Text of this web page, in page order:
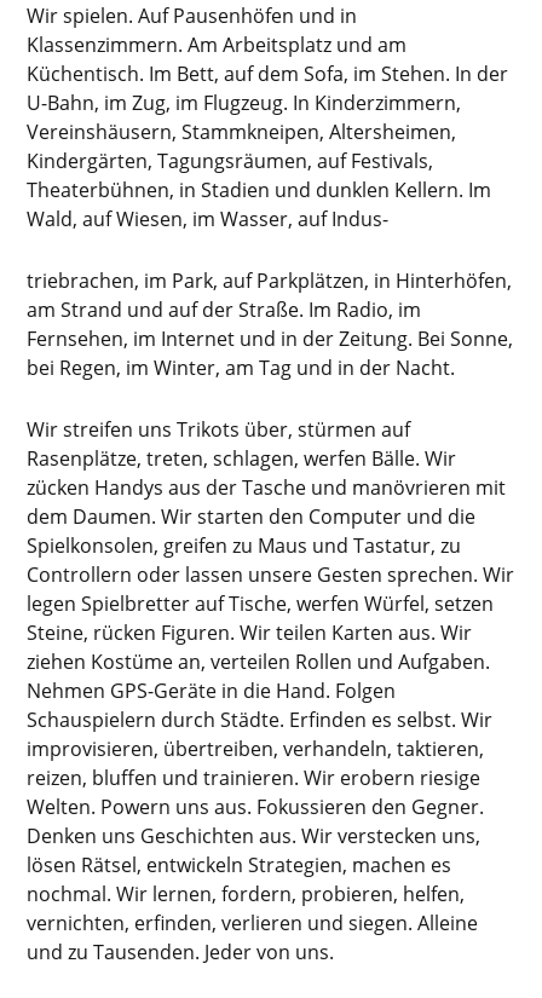
Wir spielen. Auf Pausenhöfen und in
Klassenzimmern. Am Arbeitsplatz und am
Küchentisch. Im Bett, auf dem Sofa, im Stehen. In der
U-Bahn, im Zug, im Flugzeug. In Kinderzimmern,
Vereinshäusern, Stammkneipen, Altersheimen,
Kindergärten, Tagungsräumen, auf Festivals,
Theaterbühnen, in Stadien und dunklen Kellern. Im
Wald, auf Wiesen, im Wasser, auf Indus-
triebrachen, im Park, auf Parkplätzen, in Hinterhöfen,
am Strand und auf der Straße. Im Radio, im
Fernsehen, im Internet und in der Zeitung. Bei Sonne,
bei Regen, im Winter, am Tag und in der Nacht.
Wir streifen uns Trikots über, stürmen auf
Rasenplätze, treten, schlagen, werfen Bälle. Wir
zücken Handys aus der Tasche und manövrieren mit
dem Daumen. Wir starten den Computer und die
Spielkonsolen, greifen zu Maus und Tastatur, zu
Controllern oder lassen unsere Gesten sprechen. Wir
legen Spielbretter auf Tische, werfen Würfel, setzen
Steine, rücken Figuren. Wir teilen Karten aus. Wir
ziehen Kostüme an, verteilen Rollen und Aufgaben.
Nehmen GPS-Geräte in die Hand. Folgen
Schauspielern durch Städte. Erfinden es selbst. Wir
improvisieren, übertreiben, verhandeln, taktieren,
reizen, bluffen und trainieren. Wir erobern riesige
Welten. Powern uns aus. Fokussieren den Gegner.
Denken uns Geschichten aus. Wir verstecken uns,
lösen Rätsel, entwickeln Strategien, machen es
nochmal. Wir lernen, fordern, probieren, helfen,
vernichten, erfinden, verlieren und siegen. Alleine
und zu Tausenden. Jeder von uns.